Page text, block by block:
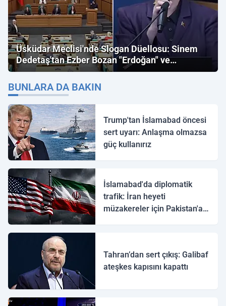
Üsküdar Meclisi'nde Slogan Düellosu: Sinem
Dedetaş'tan Ezber Bozan "Erdoğan" ve
"İmamoğlu" Çıkışı!
BUNLARA DA BAKIN
Trump'tan İslamabad öncesi
sert uyarı: Anlaşma olmazsa
güç kullanırız
İslamabad'da diplomatik
trafik: İran heyeti
müzakereler için Pakistan'a
Tahran’dan sert çıkış: Galibaf
ateşkes kapısını kapattı